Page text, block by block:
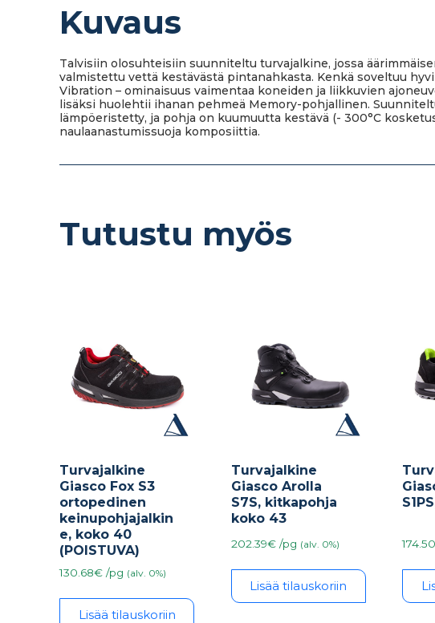
Kuvaus
Talvisiin olosuhteisiin suunniteltu turvajalkine, jossa
valmistettu vettä kestävästä pintanahkasta. Kenkä soveltuu
Vibration – ominaisuus vaimentaa koneiden ja liikkuvien
lisäksi huolehtii ihanan pehmeä Memory-pohjallinen.
lämpöeristetty, ja pohja on kuumuutta kestävä (- 300°C
naulaanastumissuoja komposiittia.
Tutustu myös
Turvajalkine
Giasco Fox S3
ortopedinen
keinupohjajalkin
e, koko 40
(POISTUVA)
130.68€ /pg (alv. 0%)
Lisää tilauskoriin
Turvajalkine
Giasco Arolla
S7S, kitkapohja
koko 43
202.39€ /pg (alv. 0%)
Lisää tilauskoriin